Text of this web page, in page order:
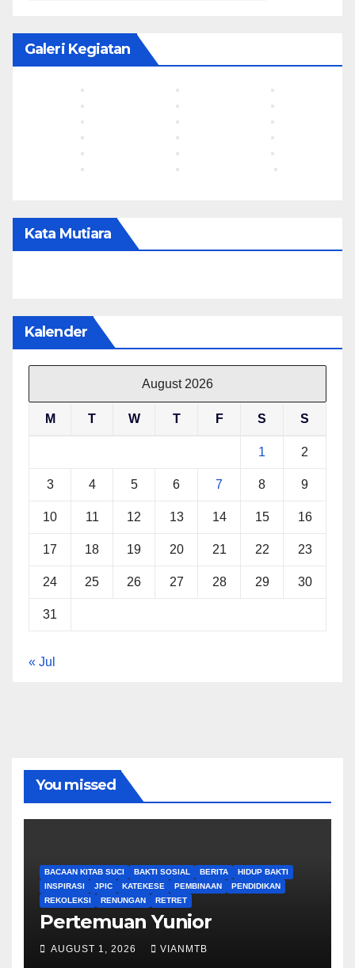
Galeri Kegiatan
Kata Mutiara
Kalender
August 2026
M T W T F S S
1 2
3 4 5 6 7 8 9
10 11 12 13 14 15 16
17 18 19 20 21 22 23
24 25 26 27 28 29 30
31
« Jul
You missed
BACAAN KITAB SUCI BAKTI SOSIAL BERITA
HIDUP BAKTI
INSPIRASI
JPIC KATEKESE PEMBINAAN
PENDIDIKAN
REKOLEKSI
RENUNGAN RETRET
Pertemuan Yunior
AUGUST 1, 2026 VIANMTB